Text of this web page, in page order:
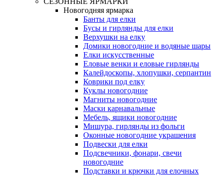
Новогодняя ярмарка
Банты для елки
Бусы и гирлянды для елки
Верхушки на елку
Домики новогодние и водяные шары
Елки искусственные
Еловые венки и еловые гирлянды
Калейдоскопы, хлопушки, серпантин
Коврики под елку
Куклы новогодние
Магниты новогодние
Маски карнавальные
Мебель, ящики новогодние
Мишура, гирлянды из фольги
Оконные новогодние украшения
Подвески для елки
Подсвечники, фонари, свечи
новогодние
Подставки и крючки для елочных